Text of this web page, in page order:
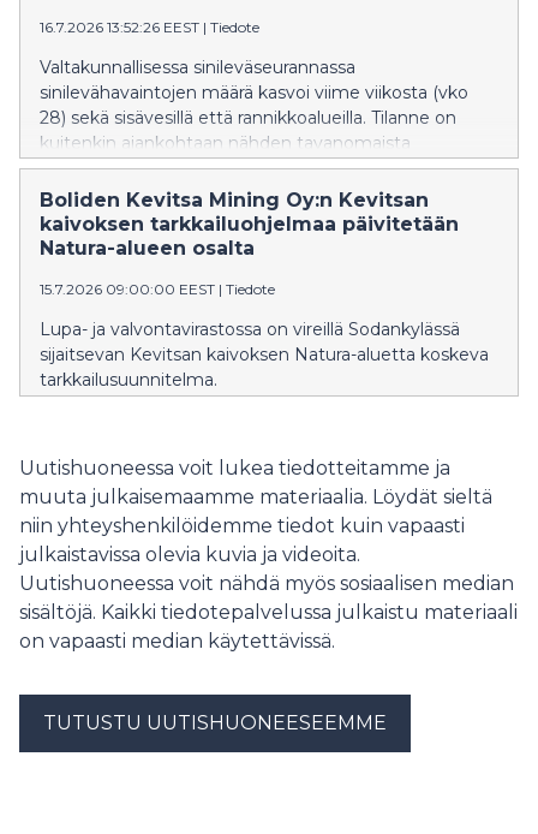
16.7.2026 13:52:26 EEST | Tiedote
Valtakunnallisessa sinileväseurannassa
sinilevähavaintojen määrä kasvoi viime viikosta (vko
28) sekä sisävesillä että rannikkoalueilla. Tilanne on
kuitenkin ajankohtaan nähden tavanomaista
rauhallisempi.
Boliden Kevitsa Mining Oy:n Kevitsan
kaivoksen tarkkailuohjelmaa päivitetään
Natura-alueen osalta
15.7.2026 09:00:00 EEST | Tiedote
Lupa- ja valvontavirastossa on vireillä Sodankylässä
sijaitsevan Kevitsan kaivoksen Natura-aluetta koskeva
tarkkailusuunnitelma.
Uutishuoneessa voit lukea tiedotteitamme ja
muuta julkaisemaamme materiaalia. Löydät sieltä
niin yhteyshenkilöidemme tiedot kuin vapaasti
julkaistavissa olevia kuvia ja videoita.
Uutishuoneessa voit nähdä myös sosiaalisen median
sisältöjä. Kaikki tiedotepalvelussa julkaistu materiaali
on vapaasti median käytettävissä.
TUTUSTU UUTISHUONEESEEMME